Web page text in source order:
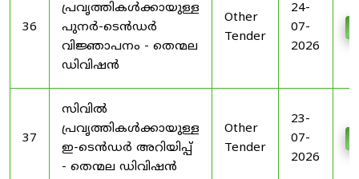
36
പ്രവൃത്തികൾക്കായുള്ള
പുനർ-ടെൻഡർ
വിജ്ഞാപനം - തെന്മല
ഡിവിഷൻ
Other
Tender
24-
07-
2026
37
സിവിൽ
പ്രവൃത്തികൾക്കായുള്ള
ഇ-ടെൻഡർ അറിയിപ്പ്
- തെന്മല ഡിവിഷൻ
Other
Tender
23-
07-
2026